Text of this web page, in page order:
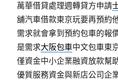
萬華借貸處理週轉貸方申請
舖汽車借款東京玩要再預約
需求就會拿到預約包車的報
是需求大阪包車中文包車東
僅資金中小企業融資放款幫
優質服務資金與新店公司企